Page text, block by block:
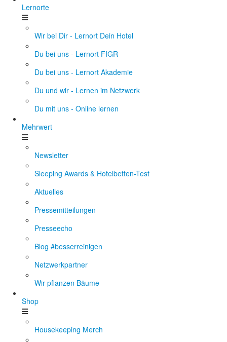
Lernorte
Wir bei Dir - Lernort Dein Hotel
Du bei uns - Lernort FIGR
Du bei uns - Lernort Akademie
Du und wir - Lernen im Netzwerk
Du mit uns - Online lernen
Mehrwert
Newsletter
Sleeping Awards & Hotelbetten-Test
Aktuelles
Pressemitteilungen
Presseecho
Blog #besserreinigen
Netzwerkpartner
Wir pflanzen Bäume
Shop
Housekeeping Merch